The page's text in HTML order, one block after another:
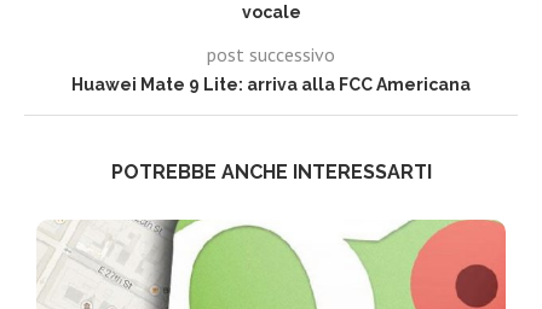
vocale
post successivo
Huawei Mate 9 Lite: arriva alla FCC Americana
POTREBBE ANCHE INTERESSARTI